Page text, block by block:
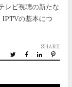
レビ視聴の新たな
IPTVの基本につ
SHARE